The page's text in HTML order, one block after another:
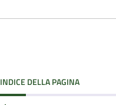
INDICE DELLA PAGINA